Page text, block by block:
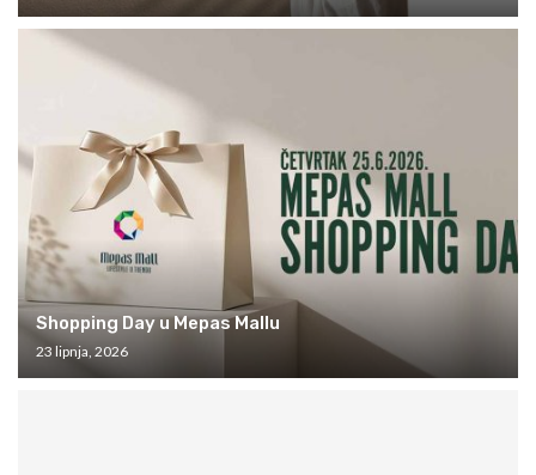
Shopping Day u Mepas Mallu
23 lipnja, 2026